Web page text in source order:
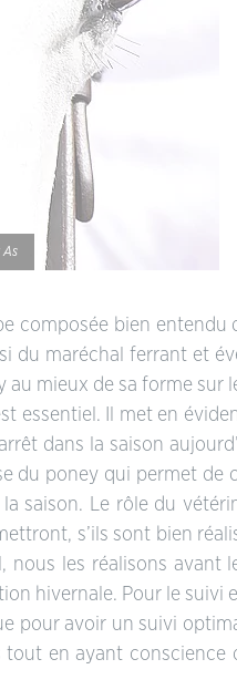
As
composée bien entendu
du maréchal ferrant et
mieux de sa forme sur
essentiel. Il met en
dans la saison
du poney qui permet de
saison. Le rôle du
s’ils sont bien
nous les réalisons avant
hivernale. Pour le suivi
pour avoir un suivi
en ayant conscience